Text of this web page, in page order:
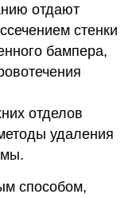
отдают
стенки
бампера,
отделов
удаления
способом,